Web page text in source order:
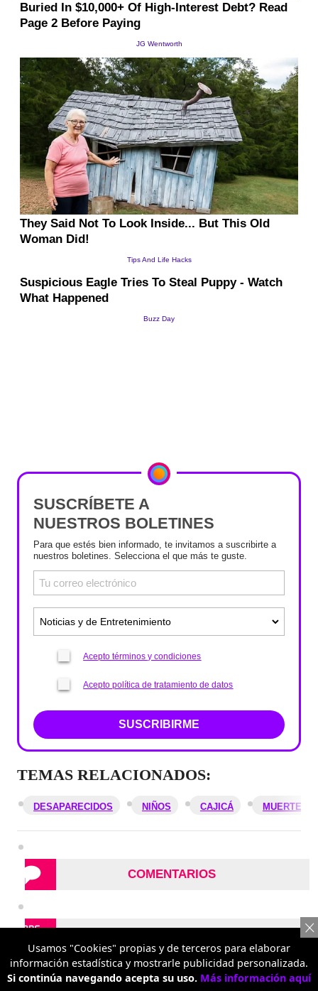
SUSCRÍBETE A
NUESTROS BOLETINES
Para que estés bien informado, te invitamos a suscribirte a
nuestros boletines. Selecciona el que más te guste.
Acepto términos y condiciones
Acepto política de tratamiento de datos
SUSCRIBIRME
TEMAS RELACIONADOS:
DESAPARECIDOS NIÑOS CAJICÁ MUERTES
COMENTARIOS
Usamos "Cookies" propias y de terceros para elaborar
información estadística y mostrarle publicidad personalizada.
Si continúa navegando acepta su uso. Más información aquí